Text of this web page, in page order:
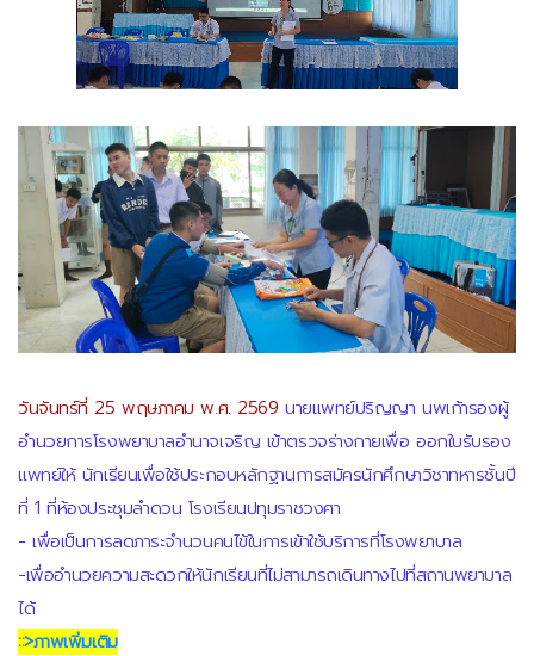
วันจันทร์ที่ 25 พฤษภาคม พ.ศ. 2569 นายแพทย์ปริญญา นพเก้ารองผู้
อำนวยการโรงพยาบาลอำนาจเจริญ เข้าตรวจร่างกายเพื่อ ออกใบรับรอง
แพทย์ให้ นักเรียนเพื่อใช้ประกอบหลักฐานการสมัครนักศึกษาวิชาทหารชั้นปี
ที่ 1 ที่ห้องประชุมลำดวน โรงเรียนปทุมราชวงศา
- เพื่อเป็นการลดภาระจำนวนคนไข้ในการเข้าใช้บริการที่โรงพยาบาล
-เพื่ออำนวยความสะดวกให้นักเรียนที่ไม่สามารถเดินทางไปที่สถานพยาบาล
ได้
::>ภาพเพิ่มเติม